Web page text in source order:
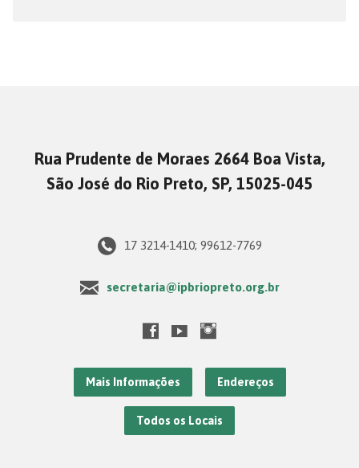
Rua Prudente de Moraes 2664 Boa Vista,
São José do Rio Preto, SP, 15025-045
17 3214-1410; 99612-7769
secretaria@ipbriopreto.org.br
Mais Informações Endereços
Todos os Locais